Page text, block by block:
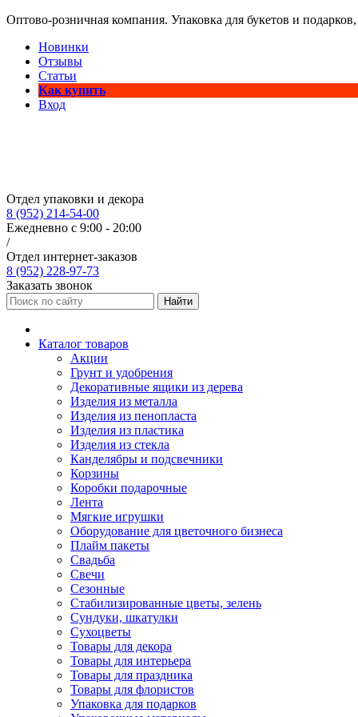
Оптово-розничная компания. Упаковка для букетов и
Новинки
Отзывы
Статьи
Как купить
Вход
Отдел упаковки и декора
8 (952) 214-54-00
Ежедневно с 9:00 - 20:00
/
Отдел интернет-заказов
8 (952) 228-97-73
Заказать звонок
Найти
Каталог товаров
Акции
Грунт и удобрения
Декоративные ящики из дерева
Изделия из металла
Изделия из пенопласта
Изделия из пластика
Изделия из стекла
Канделябры и подсвечники
Корзины
Коробки подарочные
Лента
Мягкие игрушки
Оборудование для цветочного бизнеса
Плайм пакеты
Свадьба
Свечи
Сезонные
Стабилизированные цветы, зелень
Сундуки, шкатулки
Сухоцветы
Товары для декора
Товары для интерьера
Товары для праздника
Товары для флористов
Упаковка для подарков